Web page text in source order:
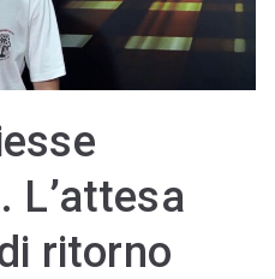
L’attesa
ritorno